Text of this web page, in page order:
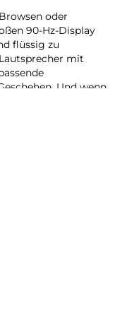
oder
90-Hz-Display
flüssig zu
mit
Und wenn
neue Energie
oder eine
Informationen und
Mit Samsung
einfällt,
abrufen.
Samsung Galaxy
nahtlos
dem Galaxy Tab